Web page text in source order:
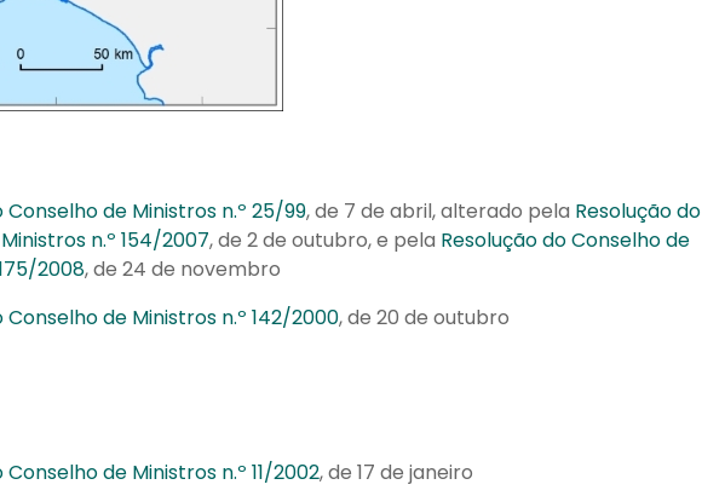
Conselho de Ministros n.º 25/99, de 7 de abril, alterado pela Resolução do
n.º 154/2007, de 2 de outubro, e pela Resolução do Conselho de
2008, de 24 de novembro
Conselho de Ministros n.º 142/2000, de 20 de outubro
Conselho de Ministros n.º 11/2002, de 17 de janeiro